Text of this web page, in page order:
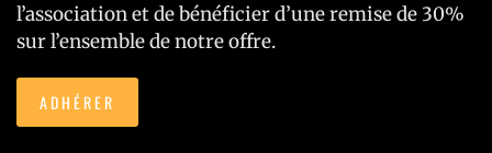
l’association et de bénéficier d’une remise de 30%
sur l’ensemble de notre offre.
ADHÉRER